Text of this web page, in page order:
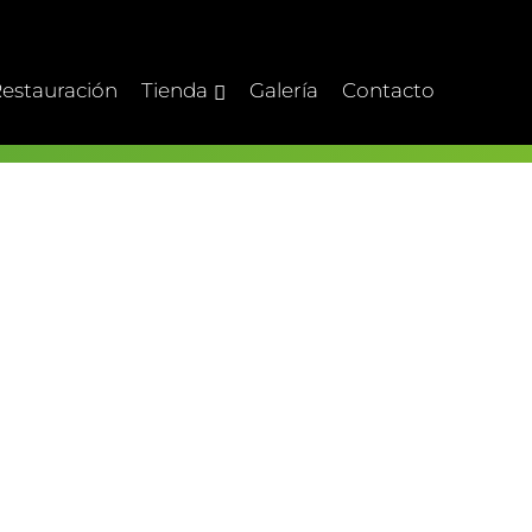
Tienda Galería Contacto